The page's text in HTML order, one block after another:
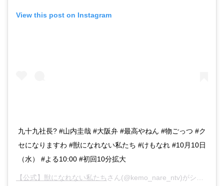
View this post on Instagram
九十九社長? #山内圭哉 #大阪弁 #最高やねん #物ごっつ #ク
セになりますわ #獣になれない私たち #けもなれ #10月10日
（水） #よる10:00 #初回10分拡大
【公式】獣になれない私たち さん(@kemo_nare_ntv)がシェアした投稿 -